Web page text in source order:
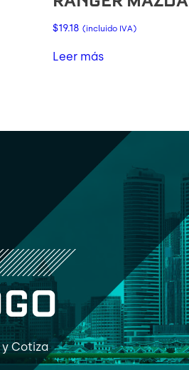
$19.18 (incluido IVA)
Leer más
GO
Cotiza